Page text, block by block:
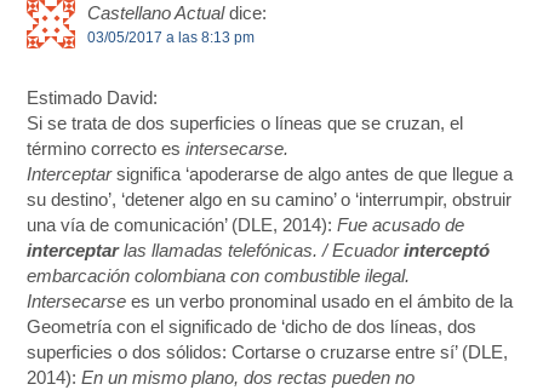
Castellano Actual dice:
03/05/2017 a las 8:13 pm
Estimado David:
Si se trata de dos superficies o líneas que se cruzan, el
término correcto esintersecarse.
Interceptarsignifica ‘apoderarse de algo antes de que llegue a
su destino’, ‘detener algo en su camino’ o ‘interrumpir, obstruir
una vía de comunicación’ (DLE, 2014):Fue acusado de
interceptarlas llamadas telefónicas. / Ecuadorinterceptó
embarcación colombiana con combustible ilegal.
Intersecarse es un verbo pronominal usado en el ámbito de la
Geometría con el significado de ‘dicho de dos líneas, dos
superficies o dos sólidos: Cortarse o cruzarse entre sí’ (DLE,
2014):En un mismo plano, dos rectas pueden no